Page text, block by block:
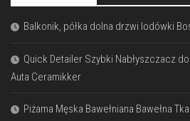
Balkonik, półka dolna drzwi lodówki
Quick Detailer Szybki Nabłyszczacz
Auta Ceramikker
Piżama Męska Bawełniana Bawełna